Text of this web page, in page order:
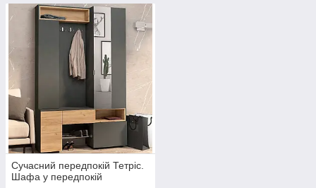
Сучасний передпокій Тетріс.
Шафа у передпокій